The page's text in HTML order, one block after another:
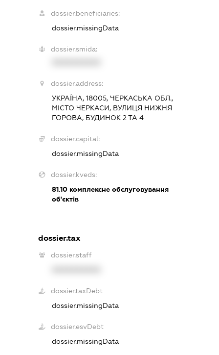
dossier.beneficiaries:
dossier.missingData
dossier.smida:
dossier.address:
УКРАЇНА, 18005, ЧЕРКАСЬКА ОБЛ.,
МІСТО ЧЕРКАСИ, ВУЛИЦЯ НИЖНЯ
ГОРОВА, БУДИНОК 2 ТА 4
dossier.capital:
dossier.missingData
dossier.kveds:
81.10комплексне обслуговування
об'єктів
dossier.tax
dossier.staff
dossier.taxDebt
dossier.missingData
dossier.esvDebt
dossier.missingData